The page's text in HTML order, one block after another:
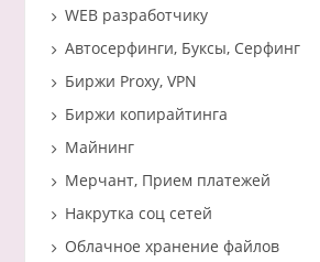
WEB разработчику
Автосерфинги, Буксы, Серфинг
Биржи Proxy, VPN
Биржи копирайтинга
Майнинг
Мерчант, Прием платежей
Накрутка соц сетей
Облачное хранение файлов